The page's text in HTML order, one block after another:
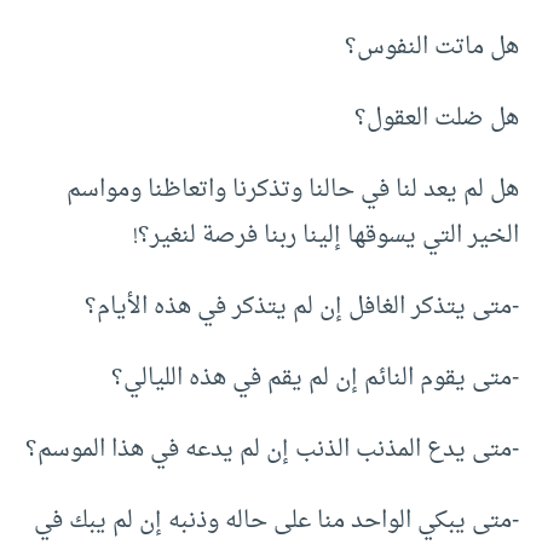
هل ماتت النفوس؟
هل ضلت العقول؟
هل لم يعد لنا في حالنا وتذكرنا واتعاظنا ومواسم
الخير التي يسوقها إلينا ربنا فرصة لنغير؟!
-متى يتذكر الغافل إن لم يتذكر في هذه الأيام؟
-متى يقوم النائم إن لم يقم في هذه الليالي؟
-متى يدع المذنب الذنب إن لم يدعه في هذا الموسم؟
-متى يبكي الواحد منا على حاله وذنبه إن لم يبك في